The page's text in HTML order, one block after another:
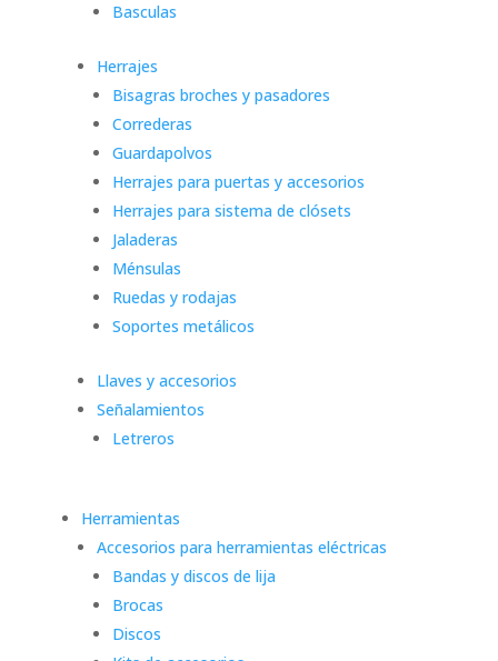
Basculas
Herrajes
Bisagras broches y pasadores
Correderas
Guardapolvos
Herrajes para puertas y accesorios
Herrajes para sistema de clósets
Jaladeras
Ménsulas
Ruedas y rodajas
Soportes metálicos
Llaves y accesorios
Señalamientos
Letreros
Herramientas
Accesorios para herramientas eléctricas
Bandas y discos de lija
Brocas
Discos